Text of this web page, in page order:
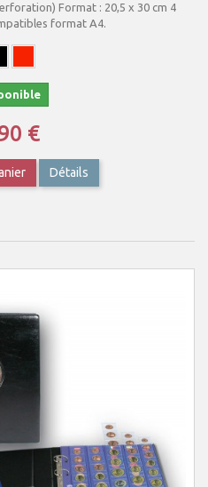
Format : 20,5 x 30 cm 4
format A4.
€
Détails